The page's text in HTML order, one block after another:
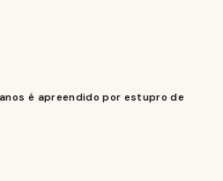
anos é apreendido por estupro de